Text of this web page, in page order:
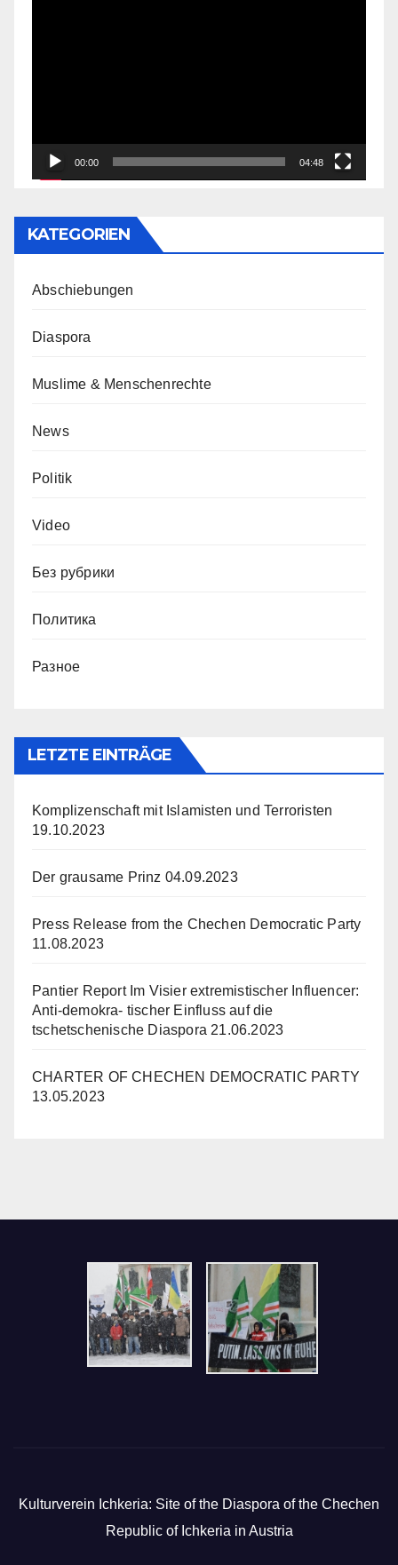
00:00 04:48
KATEGORIEN
Abschiebungen
Diaspora
Muslime & Menschenrechte
News
Politik
Video
Без рубрики
Политика
Разное
LETZTE EINTRÄGE
Komplizenschaft mit Islamisten und Terroristen
19.10.2023
Der grausame Prinz 04.09.2023
Press Release from the Chechen Democratic Party
11.08.2023
Pantier Report Im Visier extremistischer Influencer:
Anti-demokra- tischer Einfluss auf die
tschetschenische Diaspora 21.06.2023
CHARTER OF CHECHEN DEMOCRATIC PARTY
13.05.2023
Kulturverein Ichkeria: Site of the Diaspora of the Chechen
Republic of Ichkeria in Austria